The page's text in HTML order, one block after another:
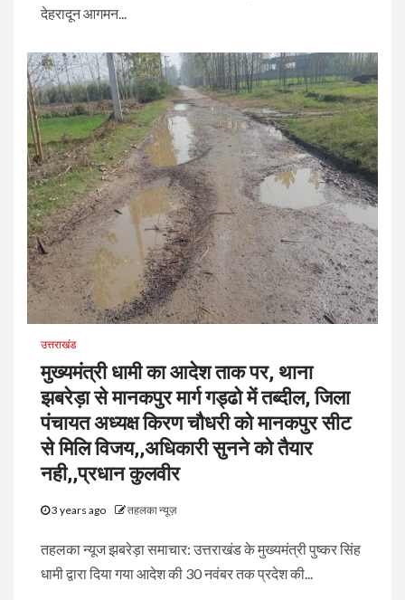
देहरादून आगमन...
उत्तराखंड
मुख्यमंत्री धामी का आदेश ताक पर, थाना
झबरेड़ा से मानकपुर मार्ग गड्ढो में तब्दील, जिला
पंचायत अध्यक्ष किरण चौधरी को मानकपुर सीट
से मिलि विजय,,अधिकारी सुनने को तैयार
नही,,प्रधान कुलवीर
3 years ago तहलका न्यूज़
तहलका न्यूज झबरेड़ा समाचार: उत्तराखंड के मुख्यमंत्री पुष्कर सिंह
धामी द्वारा दिया गया आदेश की 30 नवंबर तक प्रदेश की...